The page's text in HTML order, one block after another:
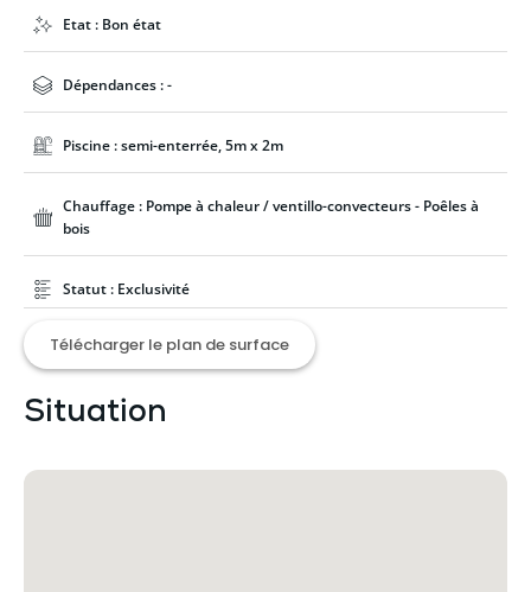
Etat : Bon état
Dépendances : -
Piscine : semi-enterrée, 5m x 2m
Chauffage : Pompe à chaleur / ventillo-convecteurs - Poêles à
bois
Statut : Exclusivité
Télécharger le plan de surface
Situation